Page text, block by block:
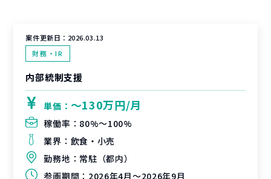
案件更新日： 2026.03.13
財務・IR
内部統制支援
単価： 〜130万円/月
稼働率： 80%〜100%
業界： 飲食・小売
勤務地： 常駐（都内）
参画期間： 2026年4月～2026年9月